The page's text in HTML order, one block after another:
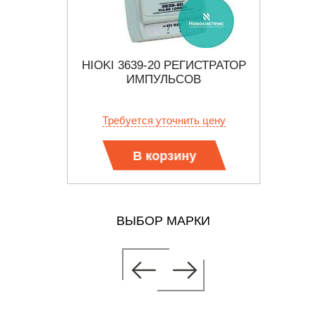
HIOKI 3639-20 РЕГИСТРАТОР
ИМПУЛЬСОВ
Требуется уточнить цену
В корзину
ВЫБОР МАРКИ